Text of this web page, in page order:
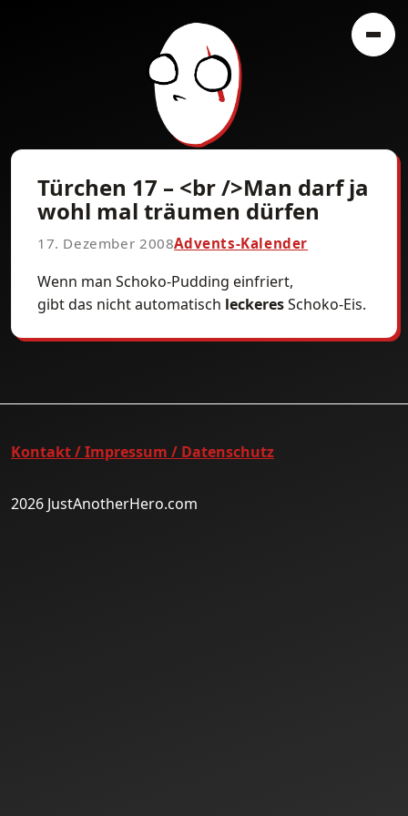
Türchen 17 – <br />Man darf ja
wohl mal träumen dürfen
17. Dezember 2008Advents-Kalender
Wenn man Schoko-Pudding einfriert,
gibt das nicht automatisch leckeresSchoko-Eis.
Kontakt / Impressum / Datenschutz
2026 JustAnotherHero.com